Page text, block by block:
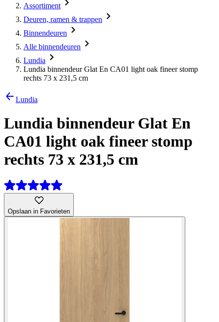
Assortiment
Deuren, ramen & trappen
Binnendeuren
Alle binnendeuren
Lundia
Lundia binnendeur Glat En CA01 light oak fineer stomp
rechts 73 x 231,5 cm
Lundia
Lundia binnendeur Glat En
CA01 light oak fineer stomp
rechts 73 x 231,5 cm
Opslaan in Favorieten